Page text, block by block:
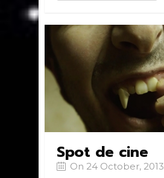
Spot de cine
On 24 October, 2013